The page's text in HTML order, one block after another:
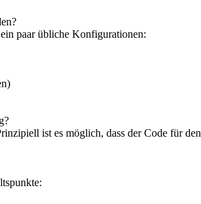
paar übliche Konfigurationen:
ist es möglich, dass der Code für den